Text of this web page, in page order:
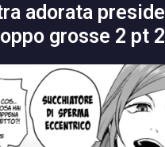
grosse 2 pt 2